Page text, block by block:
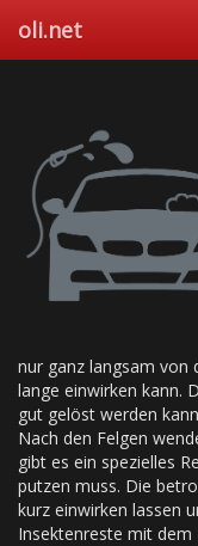
main
oli.net
nur ganz langsam von
lange einwirken kann.
gut gelöst werden
Nach den Felgen
gibt es ein spezielles
putzen muss. Die
kurz einwirken lassen
Insektenreste mit dem